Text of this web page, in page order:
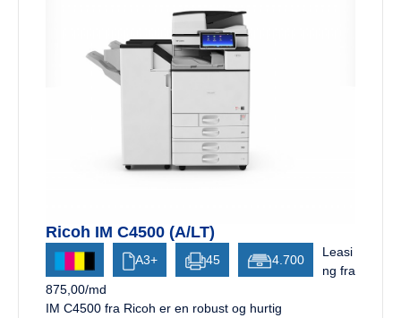
Ricoh IM C4500 (A/LT)
A3+ 45 4.700
Leasi
ng fra
875,00/md
IM C4500 fra Ricoh er en robust og hurtig